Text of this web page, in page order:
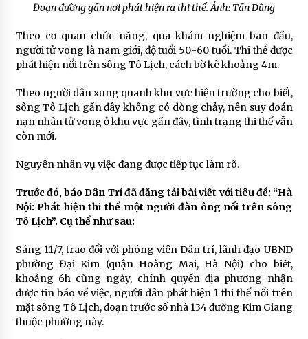
Đoạn đường gần nơi phát hiện ra thi thể. Ảnh: Tấn Dũng
Theo cơ quan chức năng, qua khám nghiệm ban đầu,
người tử vong là nam giới, độ tuổi 50-60 tuổi. Thi thể được
phát hiện nổi trên sông Tô Lịch, cách bờ kè khoảng 4m.
Theo người dân xung quanh khu vực hiện trường cho biết,
sông Tô Lịch gần đây không có dòng chảy, nên suy đoán
nạn nhân tử vong ở khu vực gần đây, tình trạng thi thể vẫn
còn mới.
Nguyên nhân vụ việc đang được tiếp tục làm rõ.
Trước đó, báo Dân Trí đã đăng tải bài viết với tiêu đề: “Hà
Nội: Phát hiện thi thể một người đàn ông nổi trên sông
Tô Lịch”. Cụ thể như sau:
Sáng 11/7, trao đổi với phóng viên Dân trí, lãnh đạo UBND
phường Đại Kim (quận Hoàng Mai, Hà Nội) cho biết,
khoảng 6h cùng ngày, chính quyền địa phương nhận
được tin báo về việc, người dân phát hiện 1 thi thể nổi trên
mặt sông Tô Lịch, đoạn trước số nhà 134 đường Kim Giang
thuộc phường này.